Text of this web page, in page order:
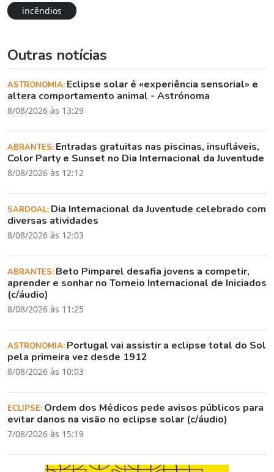
incêndios
Outras notícias
ASTRONOMIA: Eclipse solar é «experiência sensorial» e
altera comportamento animal - Astrónoma
8/08/2026 às 13:29
ABRANTES: Entradas gratuitas nas piscinas, insufláveis,
Color Party e Sunset no Dia Internacional da Juventude
8/08/2026 às 12:12
SARDOAL: Dia Internacional da Juventude celebrado com
diversas atividades
8/08/2026 às 12:03
ABRANTES: Beto Pimparel desafia jovens a competir,
aprender e sonhar no Torneio Internacional de Iniciados
(c/áudio)
8/08/2026 às 11:25
ASTRONOMIA: Portugal vai assistir a eclipse total do Sol
pela primeira vez desde 1912
8/08/2026 às 10:03
ECLIPSE: Ordem dos Médicos pede avisos públicos para
evitar danos na visão no eclipse solar (c/áudio)
7/08/2026 às 15:19